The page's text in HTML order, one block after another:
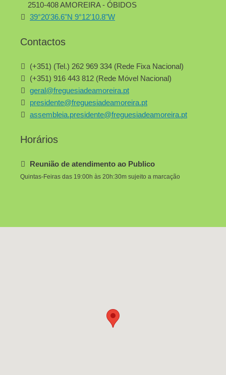
2510-408 AMOREIRA - ÓBIDOS
39°20'36.6"N 9°12'10.8"W
Contactos
(+351) (Tel.) 262 969 334 (Rede Fixa Nacional)
(+351) 916 443 812 (Rede Móvel Nacional)
geral@freguesiadeamoreira.pt
presidente@freguesiadeamoreira.pt
assembleia.presidente@freguesiadeamoreira.pt
Horários
Reunião de atendimento ao Publico
Quintas-Feiras das 19:00h às 20h:30m sujeito a marcação